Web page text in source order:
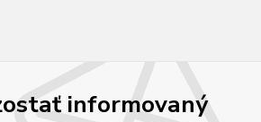
informovaný